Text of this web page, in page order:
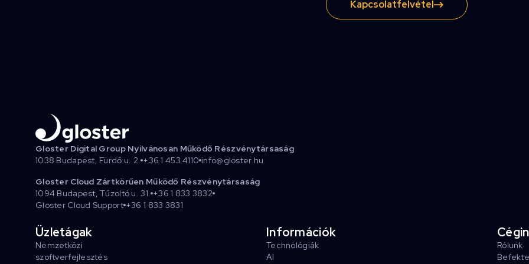
Kapcsolatfelvétel
Gloster Digital Group Nyilvánosan Működő Részvénytársaság
1038 Budapest, Fürdő u. 2. +36 1 453 4110 info@gloster.hu
Gloster Cloud Zártkörűen Működő Részvénytársaság
1094 Budapest, Tűzoltó u. 31. +36 1 833 3832
Gloster Cloud Support +36 1 833 3831
Üzletágak
Nemzetközi
szoftverfejlesztés
Információk
Technológiák
AI
Rólunk